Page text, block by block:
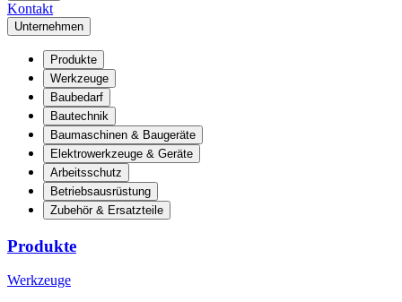
Kontakt
Unternehmen
Produkte
Werkzeuge
Baubedarf
Bautechnik
Baumaschinen & Baugeräte
Elektrowerkzeuge & Geräte
Arbeitsschutz
Betriebsausrüstung
Zubehör & Ersatzteile
Produkte
Werkzeuge